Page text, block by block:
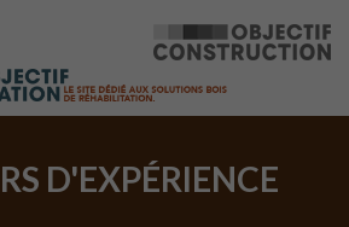
D'EXPÉRIENCE